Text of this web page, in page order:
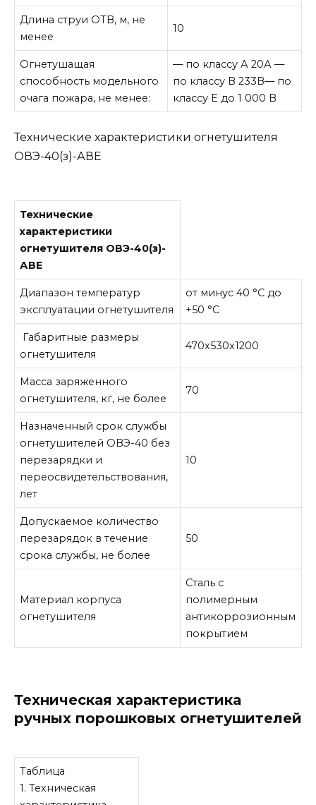
Длина струи ОТВ, м, не
менее
10
Огнетушащая
способность модельного
очага пожара, не менее:
— по классу А 20А —
по классу В 233В— по
классу Е до 1 000 В
Технические характеристики огнетушителя
ОВЭ-40(з)-АВЕ
Технические
характеристики
огнетушителя ОВЭ-40(з)-
АВЕ
Диапазон температур
эксплуатации огнетушителя
от минус 40 °С до
+50 °С
Габаритные размеры
огнетушителя
470х530х1200
Масса заряженного
огнетушителя, кг, не более
70
Назначенный срок службы
огнетушителей ОВЭ-40 без
перезарядки и
переосвидетельствования,
лет
10
Допускаемое количество
перезарядок в течение
срока службы, не более
50
Материал корпуса
огнетушителя
Сталь с
полимерным
антикоррозионным
покрытием
Техническая характеристика
ручных порошковых огнетушителей
Таблица
1. Техническая